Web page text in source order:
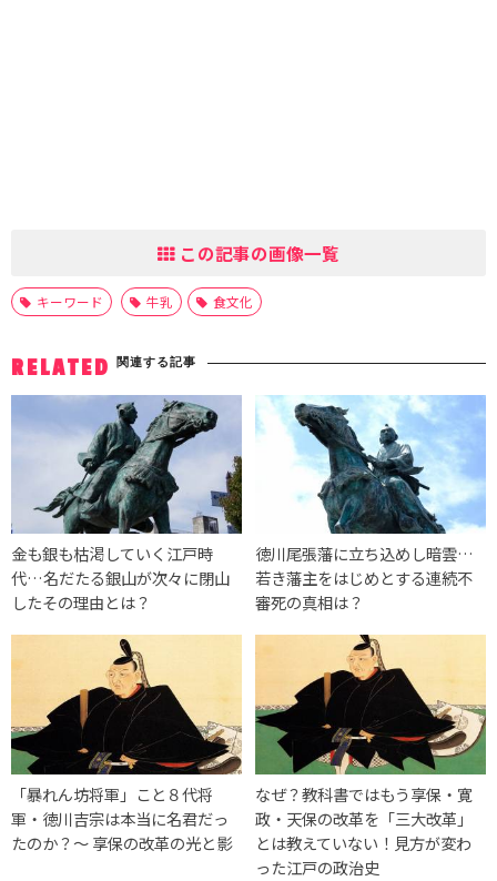
この記事の画像一覧
キーワード 牛乳 食文化
RELATED 関連する記事
金も銀も枯渇していく江戸時
代…名だたる銀山が次々に閉山
したその理由とは？
徳川尾張藩に立ち込めし暗雲…
若き藩主をはじめとする連続不
審死の真相は？
「暴れん坊将軍」こと８代将
軍・徳川吉宗は本当に名君だっ
たのか？〜 享保の改革の光と影
なぜ？教科書ではもう享保・寛
政・天保の改革を「三大改革」
とは教えていない！見方が変わ
った江戸の政治史